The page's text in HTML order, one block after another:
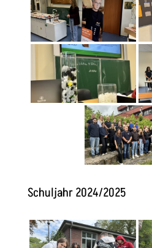
Schuljahr 2024/2025